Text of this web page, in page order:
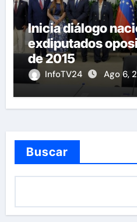
Inicia diálogo
exdiputados
de 2015
InfoTV24 Ago 6,
Buscar